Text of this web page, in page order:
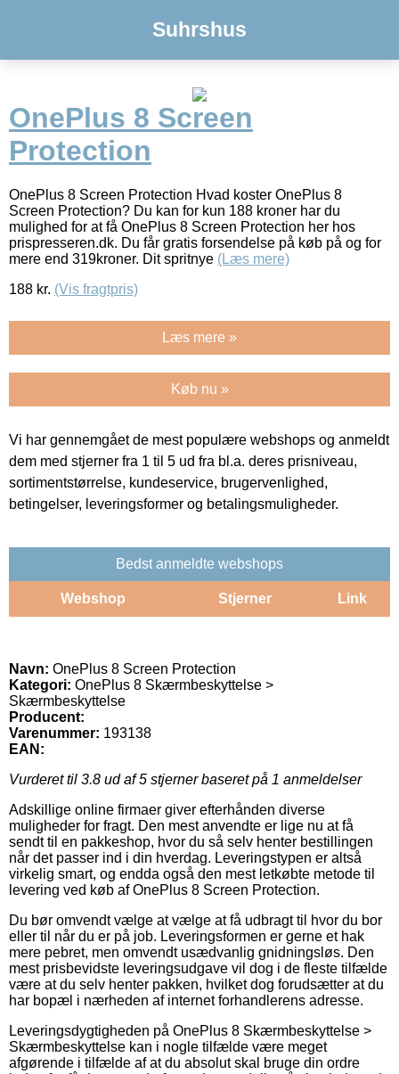
Suhrshus
OnePlus 8 Screen
Protection
OnePlus 8 Screen Protection Hvad koster OnePlus 8
Screen Protection? Du kan for kun 188 kroner har du
mulighed for at få OnePlus 8 Screen Protection her hos
prispresseren.dk. Du får gratis forsendelse på køb på og for
mere end 319kroner. Dit spritnye (Læs mere)
188 kr. (Vis fragtpris)
Læs mere »
Køb nu »
Vi har gennemgået de mest populære webshops og anmeldt
dem med stjerner fra 1 til 5 ud fra bl.a. deres prisniveau,
sortimentstørrelse, kundeservice, brugervenlighed,
betingelser, leveringsformer og betalingsmuligheder.
Bedst anmeldte webshops
Webshop Stjerner Link
Navn: OnePlus 8 Screen Protection
Kategori: OnePlus 8 Skærmbeskyttelse >
Skærmbeskyttelse
Producent:
Varenummer: 193138
EAN:
Vurderet til 3.8 ud af 5 stjerner baseret på 1 anmeldelser
Adskillige online firmaer giver efterhånden diverse
muligheder for fragt. Den mest anvendte er lige nu at få
sendt til en pakkeshop, hvor du så selv henter bestillingen
når det passer ind i din hverdag. Leveringstypen er altså
virkelig smart, og endda også den mest letkøbte metode til
levering ved køb af OnePlus 8 Screen Protection.
Du bør omvendt vælge at vælge at få udbragt til hvor du bor
eller til når du er på job. Leveringsformen er gerne et hak
mere pebret, men omvendt usædvanlig gnidningsløs. Den
mest prisbevidste leveringsudgave vil dog i de fleste tilfælde
være at du selv henter pakken, hvilket dog forudsætter at du
har bopæl i nærheden af internet forhandlerens adresse.
Leveringsdygtigheden på OnePlus 8 Skærmbeskyttelse >
Skærmbeskyttelse kan i nogle tilfælde være meget
afgørende i tilfælde af at du absolut skal bruge din ordre